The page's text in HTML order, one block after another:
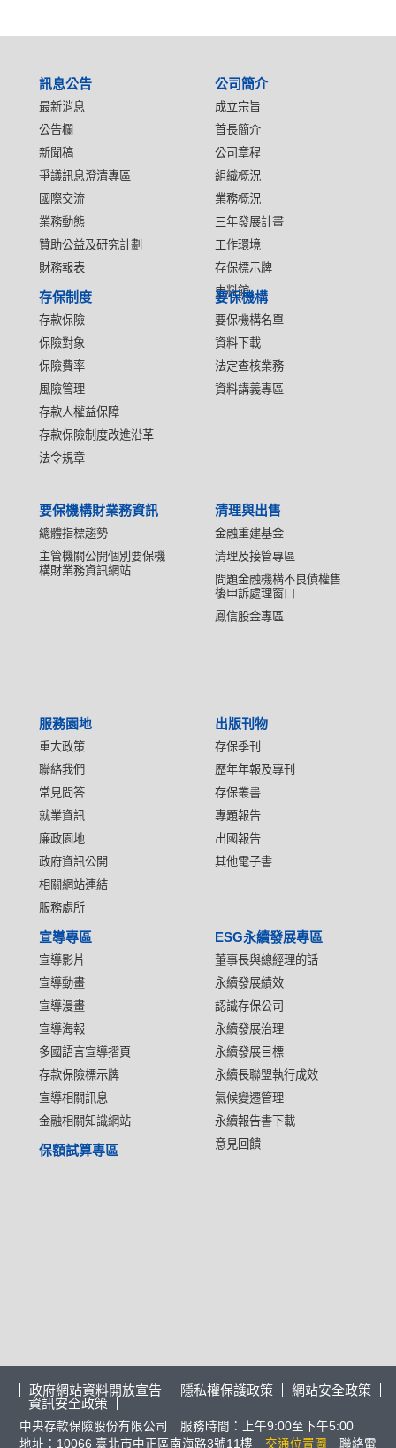
訊息公告
最新消息
公告欄
新聞稿
爭議訊息澄清專區
國際交流
業務動態
贊助公益及研究計劃
財務報表
公司簡介
成立宗旨
首長簡介
公司章程
組織概況
業務概況
三年發展計畫
工作環境
存保標示牌
史料館
存保制度
存款保險
保險對象
保險費率
風險管理
存款人權益保障
存款保險制度改進沿革
法令規章
要保機構
要保機構名單
資料下載
法定查核業務
資料講義專區
要保機構財業務資訊
總體指標趨勢
主管機關公開個別要保機
構財業務資訊網站
清理與出售
金融重建基金
清理及接管專區
問題金融機構不良債權售
後申訴處理窗口
鳳信股金專區
服務園地
重大政策
聯絡我們
常見問答
就業資訊
廉政園地
政府資訊公開
相關網站連結
服務處所
出版刊物
存保季刊
歷年年報及專刊
存保叢書
專題報告
出國報告
其他電子書
宣導專區
宣導影片
宣導動畫
宣導漫畫
宣導海報
多國語言宣導摺頁
存款保險標示牌
宣導相關訊息
金融相關知識網站
ESG永續發展專區
董事長與總經理的話
永續發展績效
認識存保公司
永續發展治理
永續發展目標
永續長聯盟執行成效
氣候變遷管理
永續報告書下載
意見回饋
保額試算專區
政府網站資料開放宣告 隱私權保護政策
網站安全政策
資訊安全政策
中央存款保險股份有限公司 服務時間：上午9:00至下午5:00
地址：10066 臺北市中正區南海路3號11樓
交通位置圖 聯絡電